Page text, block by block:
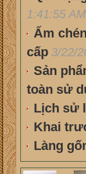
1:41:55 AM
Ấm
cấp 3/22/
Sản
toàn sử
Lịch sử
Khai
Làng